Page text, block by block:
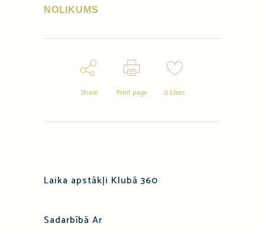
NOLIKUMS
Share Print page 0Likes
Laika apstākļi Klubā 360
Sadarbībā Ar